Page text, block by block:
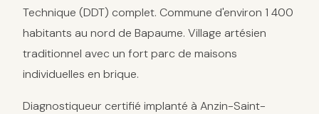
Technique (DDT) complet. Commune d'environ 1 400
habitants au nord de Bapaume. Village artésien
traditionnel avec un fort parc de maisons
individuelles en brique.
Diagnostiqueur certifié implanté à Anzin-Saint-